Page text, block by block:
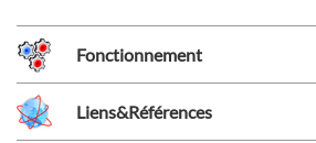
Fonctionnement
Liens&Références